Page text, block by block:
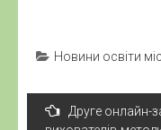
Новини освіти
Навігація
записів
Друге онлайн-